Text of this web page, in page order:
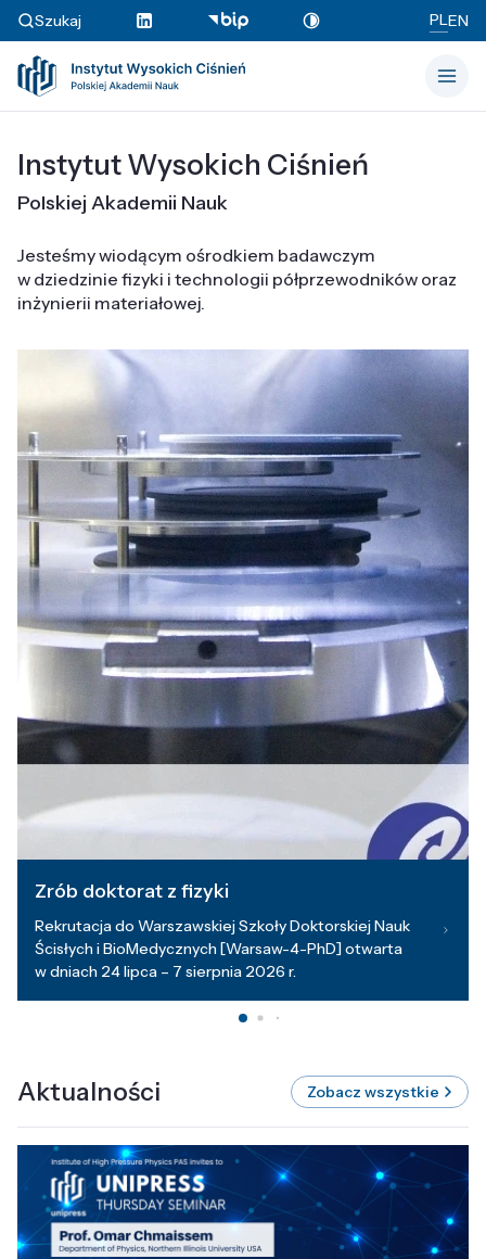
Szukaj PLEN
Instytut Wysokich Ciśnień
Polskiej Akademii Nauk
Jesteśmy wiodącym ośrodkiem badawczym
w dziedzinie fizyki i technologii półprzewodników oraz
inżynierii materiałowej.
Zrób doktorat z fizyki
Rekrutacja do Warszawskiej Szkoły Doktorskiej Nauk
Ścisłych i BioMedycznych [Warsaw-4-PhD] otwarta
w dniach 24 lipca – 7 sierpnia 2026 r.
Aktualności Zobacz wszystkie